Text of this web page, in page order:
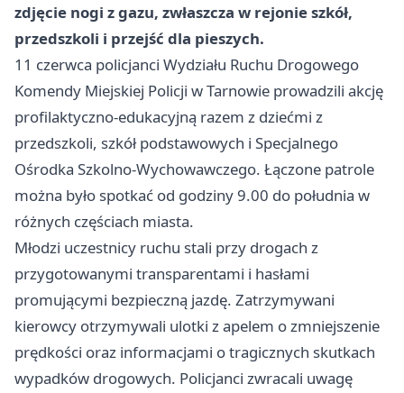
zdjęcie nogi z gazu, zwłaszcza w rejonie szkół,
przedszkoli i przejść dla pieszych.
11 czerwca policjanci Wydziału Ruchu Drogowego
Komendy Miejskiej Policji w Tarnowie prowadzili akcję
profilaktyczno-edukacyjną razem z dziećmi z
przedszkoli, szkół podstawowych i Specjalnego
Ośrodka Szkolno-Wychowawczego. Łączone patrole
można było spotkać od godziny 9.00 do południa w
różnych częściach miasta.
Młodzi uczestnicy ruchu stali przy drogach z
przygotowanymi transparentami i hasłami
promującymi bezpieczną jazdę. Zatrzymywani
kierowcy otrzymywali ulotki z apelem o zmniejszenie
prędkości oraz informacjami o tragicznych skutkach
wypadków drogowych. Policjanci zwracali uwagę